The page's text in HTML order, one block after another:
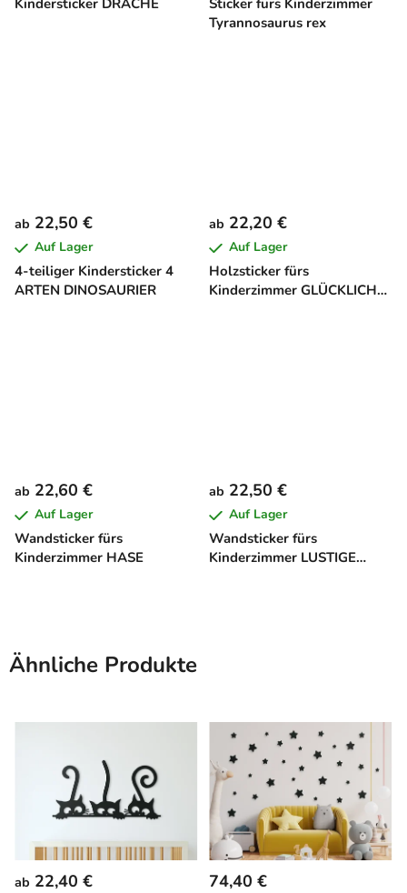
Kindersticker DRACHE
Sticker fürs Kinderzimmer
Tyrannosaurus rex
4-teiliger Kindersticker 4
ARTEN DINOSAURIER
ab 22,50 €
Auf Lager
Holzsticker fürs
Kinderzimmer GLÜCKLICHE
ab 22,20 €
Auf Lager
Wandsticker fürs
Kinderzimmer HASE
ab 22,60 €
Auf Lager
Wandsticker fürs
Kinderzimmer LUSTIGE
ab 22,50 €
Auf Lager
Ähnliche Produkte
ab 22,40 € 74,40 €